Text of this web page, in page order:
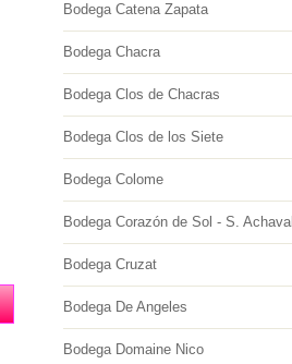
Bodega Catena Zapata
Bodega Chacra
Bodega Clos de Chacras
Bodega Clos de los Siete
Bodega Colome
Bodega Corazón de Sol - S. Achaval
Bodega Cruzat
Bodega De Angeles
Bodega Domaine Nico